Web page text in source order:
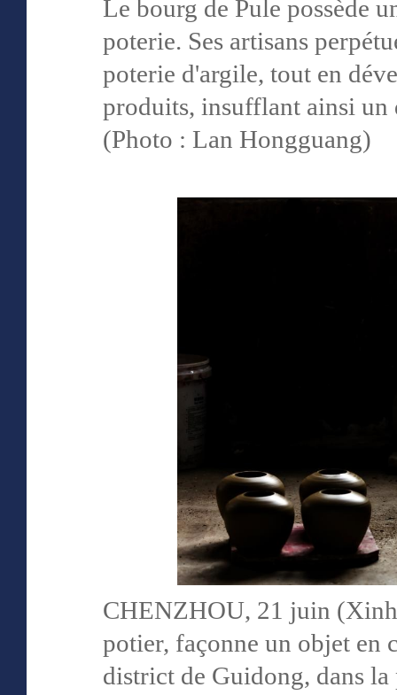
Le bourg de Pule possède
poterie. Ses artisans
poterie d'argile, tout en
produits, insufflant ainsi un
(Photo : Lan Hongguang)
CHENZHOU, 21 juin
potier, façonne un objet en
district de Guidong, dans